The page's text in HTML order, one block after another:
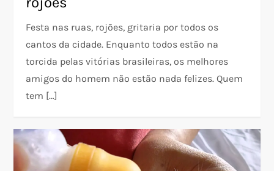
Festa nas ruas, rojões, gritaria por todos os
cantos da cidade. Enquanto todos estão na
torcida pelas vitórias brasileiras, os melhores
amigos do homem não estão nada felizes. Quem
tem […]